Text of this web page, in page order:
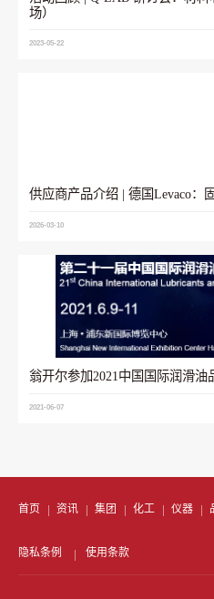
场）
2023-05-22
供应商产品介绍 | 德国Levaco：
2026-03-10
翁开尔参加2021中国国际润滑油
2021-06-07
首页 资讯 集团 化工 仪器
隐私条例 使用条款